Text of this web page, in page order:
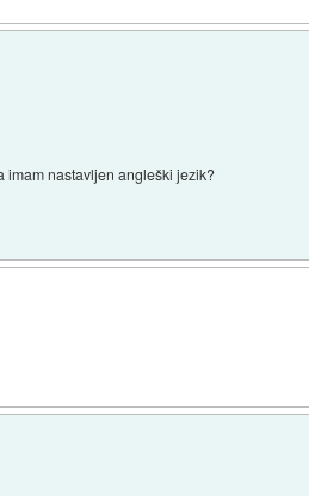
imam nastavljen angleški jezik?